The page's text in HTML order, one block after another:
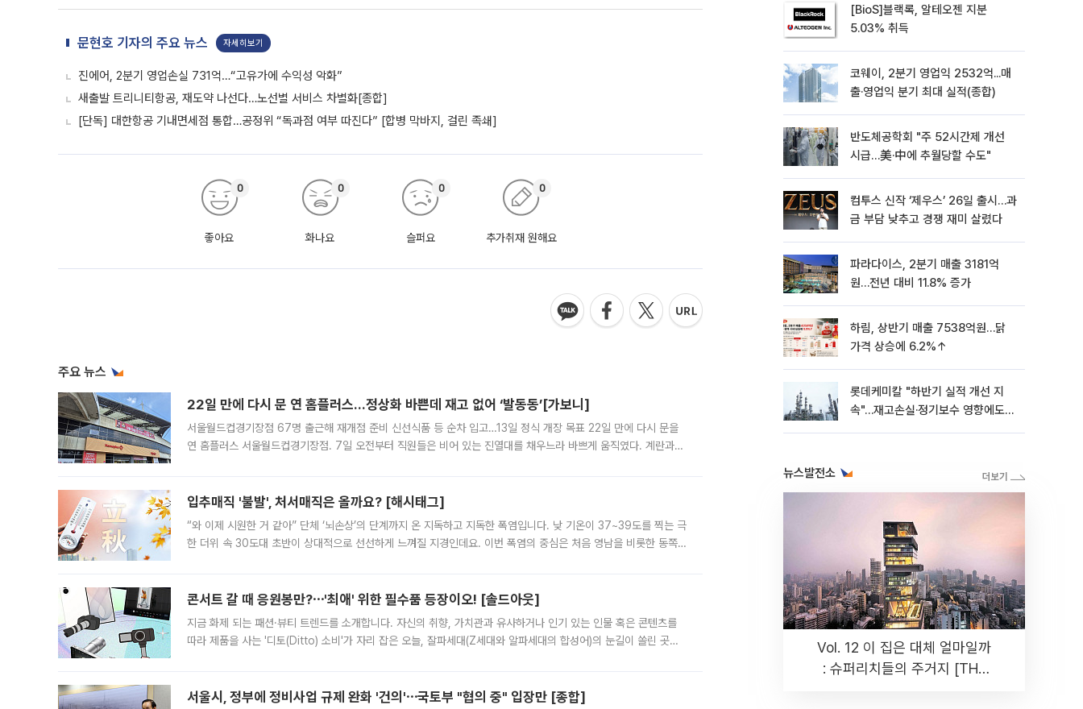
문현호 기자의 주요 뉴스 자세히보기
진에어, 2분기 영업손실 731억…“고유가에 수익성 악화”
새출발 트리니티항공, 재도약 나선다…노선별 서비스 차별화[종합]
[단독] 대한항공 기내면세점 통합…공정위 “독과점 여부 따진다” [합병 막바지, 걸린 족쇄]
좋아요
0
화나요
0
슬퍼요
0
추가취재 원해요
0
주요 뉴스
22일 만에 다시 문 연 홈플러스…정상화 바쁜데 재고 없어 ‘발동동’[가보니]
서울월드컵경기장점 67명 출근해 재개점 준비 신선식품 등 순차 입고…13일 정식 개장 목표 22일 만에 다시 문을
연 홈플러스 서울월드컵경기장점. 7일 오전부터 직원들은 비어 있는 진열대를 채우느라 바쁘게 움직였다. 계란과
입추매직 '불발', 처서매직은 올까요? [해시태그]
“와 이제 시원한 거 같아” 단체 ‘뇌손상’의 단계까지 온 지독하고 지독한 폭염입니다. 낮 기온이 37~39도를 찍는 극
한 더위 속 30도대 초반이 상대적으로 선선하게 느껴질 지경인데요. 이번 폭염의 중심은 처음 영남을 비롯한 동쪽
콘서트 갈 때 응원봉만?⋯'최애' 위한 필수품 등장이오! [솔드아웃]
지금 화제 되는 패션·뷰티 트렌드를 소개합니다. 자신의 취향, 가치관과 유사하거나 인기 있는 인물 혹은 콘텐츠를
따라 제품을 사는 '디토(Ditto) 소비'가 자리 잡은 오늘, 잘파세대(Z세대와 알파세대의 합성어)의 눈길이 쏠린 곳은
서울시, 정부에 정비사업 규제 완화 '건의'⋯국토부 "협의 중" 입장만 [종합]
[BioS]블랙록, 알테오젠 지분
5.03% 취득
코웨이, 2분기 영업익 2532억...매
출·영업익 분기 최대 실적(종합)
반도체공학회 "주 52시간제 개선
시급…美·中에 추월당할 수도"
컴투스 신작 ‘제우스’ 26일 출시…과
금 부담 낮추고 경쟁 재미 살렸다
파라다이스, 2분기 매출 3181억
원…전년 대비 11.8% 증가
하림, 상반기 매출 7538억원…닭
가격 상승에 6.2%↑
롯데케미칼 "하반기 실적 개선 지
속"…재고손실·정기보수 영향에도
뉴스발전소
Vol. 12 이 집은 대체 얼마일까
: 슈퍼리치들의 주거지 [THE